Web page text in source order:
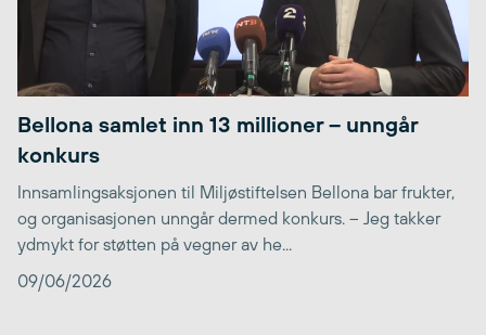
Bellona samlet inn 13 millioner – unngår
konkurs
Innsamlingsaksjonen til Miljøstiftelsen Bellona bar frukter,
og organisasjonen unngår dermed konkurs. – Jeg takker
ydmykt for støtten på vegner av he...
09/06/2026